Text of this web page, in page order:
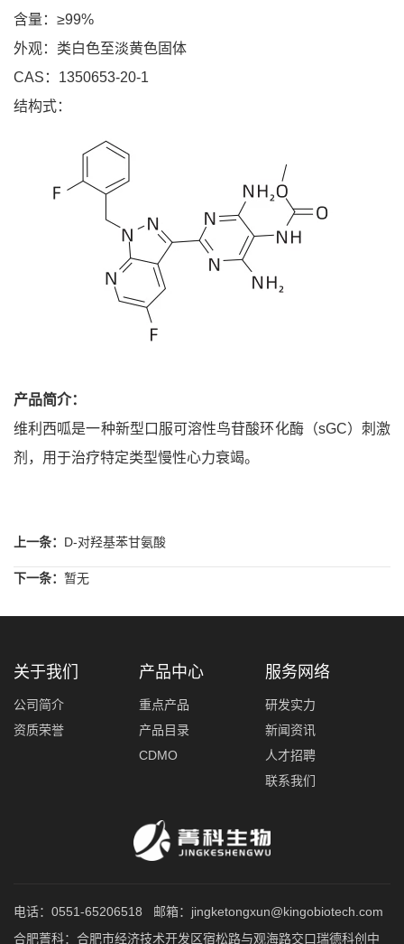
含量：≥99%
外观：类白色至淡黄色固体
CAS：1350653-20-1
结构式：
产品简介：
维利西呱是一种新型口服可溶性鸟苷酸环化酶（sGC）刺激
剂，用于治疗特定类型慢性心力衰竭。
上一条： D-对羟基苯甘氨酸
下一条： 暂无
关于我们
公司简介
资质荣誉
产品中心
重点产品
产品目录
CDMO
服务网络
研发实力
新闻资讯
人才招聘
联系我们
电话：0551-65206518 邮箱：jingketongxun@kingobiotech.com
合肥菁科：合肥市经济技术开发区宿松路与观海路交口瑞德科创中